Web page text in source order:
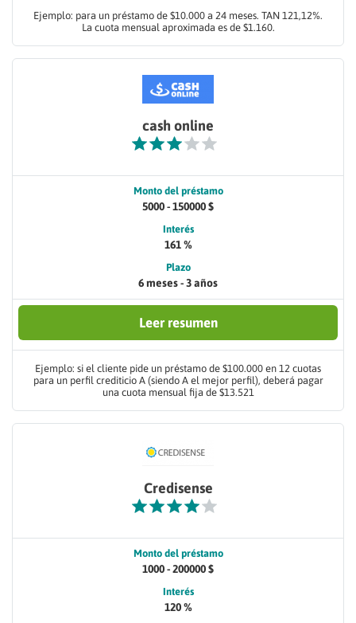
Ejemplo: para un préstamo de $10.000 a 24 meses. TAN 121,12%.
La cuota mensual aproximada es de $1.160.
cash online
Monto del préstamo
5000 - 150000 $
Interés
161 %
Plazo
6 meses - 3 años
Leer resumen
Ejemplo: si el cliente pide un préstamo de $100.000 en 12 cuotas
para un perfil crediticio A (siendo A el mejor perfil), deberá pagar
una cuota mensual fija de $13.521
Credisense
Monto del préstamo
1000 - 200000 $
Interés
120 %